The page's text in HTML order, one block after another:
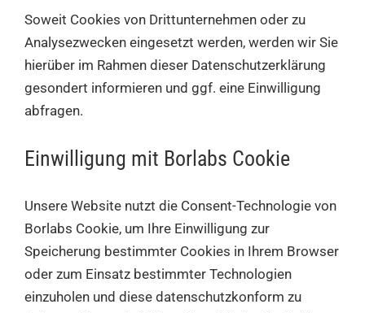
Soweit Cookies von Drittunternehmen oder zu
Analysezwecken eingesetzt werden, werden wir Sie
hierüber im Rahmen dieser Datenschutzerklärung
gesondert informieren und ggf. eine Einwilligung
abfragen.
Einwilligung mit Borlabs Cookie
Unsere Website nutzt die Consent-Technologie von
Borlabs Cookie, um Ihre Einwilligung zur
Speicherung bestimmter Cookies in Ihrem Browser
oder zum Einsatz bestimmter Technologien
einzuholen und diese datenschutzkonform zu